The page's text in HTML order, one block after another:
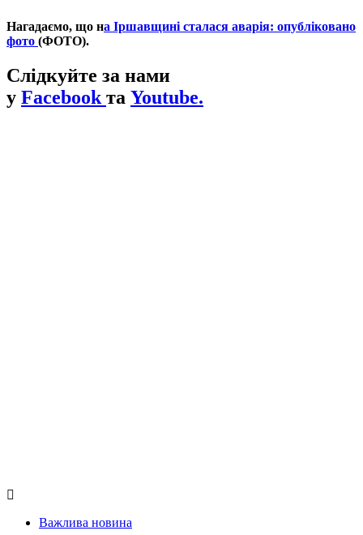
Нагадаємо, що на Іршавщині сталася аварія: опубліковано
фото (ФОТО).
Слідкуйте за нами
у Facebook та Youtube.
Важлива новина